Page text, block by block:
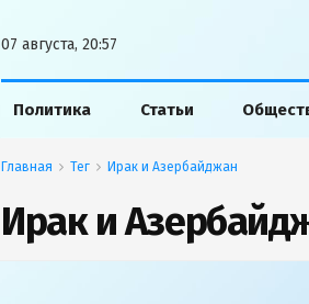
07 августа, 20:57
Политика Статьи
Главная Тег Ирак и Азербайджан
Ирак и